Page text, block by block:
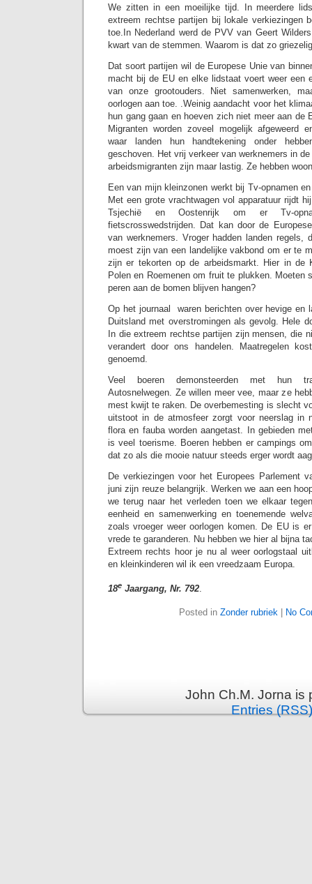
We zitten in een moeilijke tijd. In meerdere
extreem rechtse partijen bij lokale verkiezingen
toe.In Nederland werd de PVV van Geert
kwart van de stemmen. Waarom is dat zo
Dat soort partijen wil de Europese Unie van
macht bij de EU en elke lidstaat voert weer een
van onze grootouders. Niet samenwerken,
oorlogen aan toe. .Weinig aandacht voor het
hun gang gaan en hoeven zich niet meer aan de
Migranten worden zoveel mogelijk afgeweerd
waar landen hun handtekening onder
geschoven. Het vrij verkeer van werknemers in
arbeidsmigranten zijn maar lastig. Ze hebben
Een van mijn kleinzonen werkt bij Tv-opnamen
Met een grote vrachtwagen vol apparatuur rijdt
Tsjechië en Oostenrijk om er Tv-
fietscrosswedstrijden. Dat kan door de
van werknemers. Vroger hadden landen regels,
moest zijn van een landelijke vakbond om er te
zijn er tekorten op de arbeidsmarkt. Hier in de
Polen en Roemenen om fruit te plukken. Moeten
peren aan de bomen blijven hangen?
Op het journaal waren berichten over hevige en
Duitsland met overstromingen als gevolg. Hele
In die extreem rechtse partijen zijn mensen, die
verandert door ons handelen. Maatregelen
genoemd.
Veel boeren demonsteerden met hun
Autosnelwegen. Ze willen meer vee, maar ze
mest kwijt te raken. De overbemesting is slecht
uitstoot in de atmosfeer zorgt voor neerslag in
flora en fauba worden aangetast. In gebieden
is veel toerisme. Boeren hebben er campings
dat zo als die mooie natuur steeds erger wordt
De verkiezingen voor het Europees Parlement
juni zijn reuze belangrijk. Werken we aan een
we terug naar het verleden toen we elkaar
eenheid en samenwerking en toenemende
zoals vroeger weer oorlogen komen. De EU is
vrede te garanderen. Nu hebben we hier al bijna
Extreem rechts hoor je nu al weer oorlogstaal
en kleinkinderen wil ik een vreedzaam Europa.
18e Jaargang, Nr. 792.
Posted in Zonder rubriek| No
John Ch.M. Jorna
Entries (RSS)